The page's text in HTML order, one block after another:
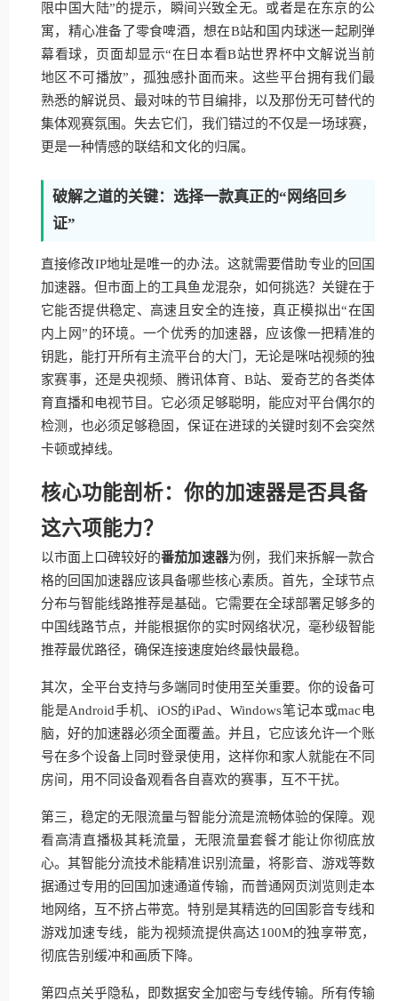
限中国大陆”的提示，瞬间兴致全无。或者是在东京的公
寓，精心准备了零食啤酒，想在B站和国内球迷一起刷弹
幕看球，页面却显示“在日本看B站世界杯中文解说当前
地区不可播放”，孤独感扑面而来。这些平台拥有我们最
熟悉的解说员、最对味的节目编排，以及那份无可替代的
集体观赛氛围。失去它们，我们错过的不仅是一场球赛，
更是一种情感的联结和文化的归属。
破解之道的关键：选择一款真正的“网络回乡
证”
直接修改IP地址是唯一的办法。这就需要借助专业的回国
加速器。但市面上的工具鱼龙混杂，如何挑选？关键在于
它能否提供稳定、高速且安全的连接，真正模拟出“在国
内上网”的环境。一个优秀的加速器，应该像一把精准的
钥匙，能打开所有主流平台的大门，无论是咪咕视频的独
家赛事，还是央视频、腾讯体育、B站、爱奇艺的各类体
育直播和电视节目。它必须足够聪明，能应对平台偶尔的
检测，也必须足够稳固，保证在进球的关键时刻不会突然
卡顿或掉线。
核心功能剖析：你的加速器是否具备
这六项能力？
以市面上口碑较好的番茄加速器为例，我们来拆解一款合
格的回国加速器应该具备哪些核心素质。首先，全球节点
分布与智能线路推荐是基础。它需要在全球部署足够多的
中国线路节点，并能根据你的实时网络状况，毫秒级智能
推荐最优路径，确保连接速度始终最快最稳。
其次，全平台支持与多端同时使用至关重要。你的设备可
能是Android手机、iOS的iPad、Windows笔记本或mac电
脑，好的加速器必须全面覆盖。并且，它应该允许一个账
号在多个设备上同时登录使用，这样你和家人就能在不同
房间，用不同设备观看各自喜欢的赛事，互不干扰。
第三，稳定的无限流量与智能分流是流畅体验的保障。观
看高清直播极其耗流量，无限流量套餐才能让你彻底放
心。其智能分流技术能精准识别流量，将影音、游戏等数
据通过专用的回国加速通道传输，而普通网页浏览则走本
地网络，互不挤占带宽。特别是其精选的回国影音专线和
游戏加速专线，能为视频流提供高达100M的独享带宽，
彻底告别缓冲和画质下降。
第四点关乎隐私，即数据安全加密与专线传输。所有传输